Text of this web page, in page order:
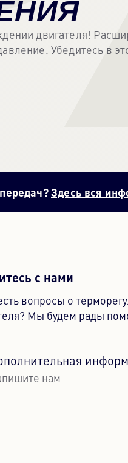
двигателя!
Убедитесь в
Здесь вся
с нами
вопросы о
Мы будем рады
нам